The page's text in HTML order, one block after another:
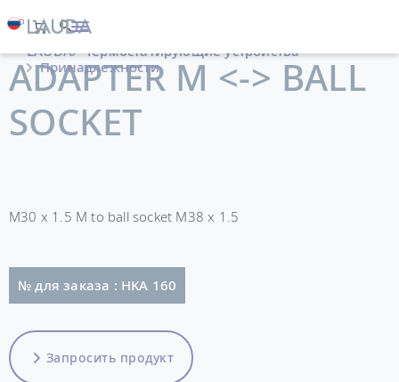
LAUDA
Термостатирующие устройства
Принадлежности
ADAPTER M <-> BALL
SOCKET
M30 x 1.5 M to ball socket M38 x 1.5
№ для заказа : HKA 160
Запросить продукт